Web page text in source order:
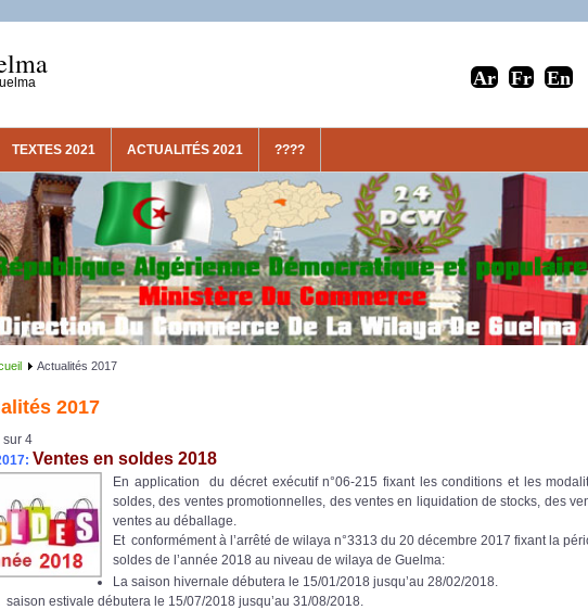
TEXTES 2021 ACTUALITÉS 2021 ????
Actualités 2017
2017
sur 4
Ventes en soldes 2018
En application du décret exécutif n°06-215 fixant les conditions et les
soldes, des ventes promotionnelles, des ventes en liquidation de stocks, des
ventes au déballage.
Et conformément à l’arrêté de wilaya n°3313 du 20 décembre 2017 fixant la
soldes de l’année 2018 au niveau de wilaya de Guelma:
La saison hivernale débutera le 15/01/2018 jusqu’au 28/02/2018.
saison estivale débutera le 15/07/2018 jusqu’au 31/08/2018.